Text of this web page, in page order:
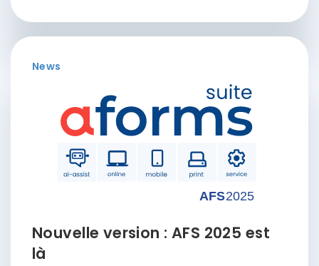
News
Nouvelle version : AFS 2025 est
là